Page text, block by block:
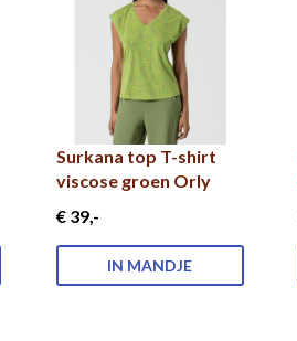
Surkana top T-shirt
viscose groen Orly
€ 39,-
IN MANDJE